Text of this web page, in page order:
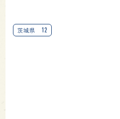
茨城県 12